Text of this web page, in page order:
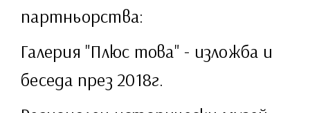
партньорства:
Галерия "Плюс това" - изложба и
беседа през 2018г.